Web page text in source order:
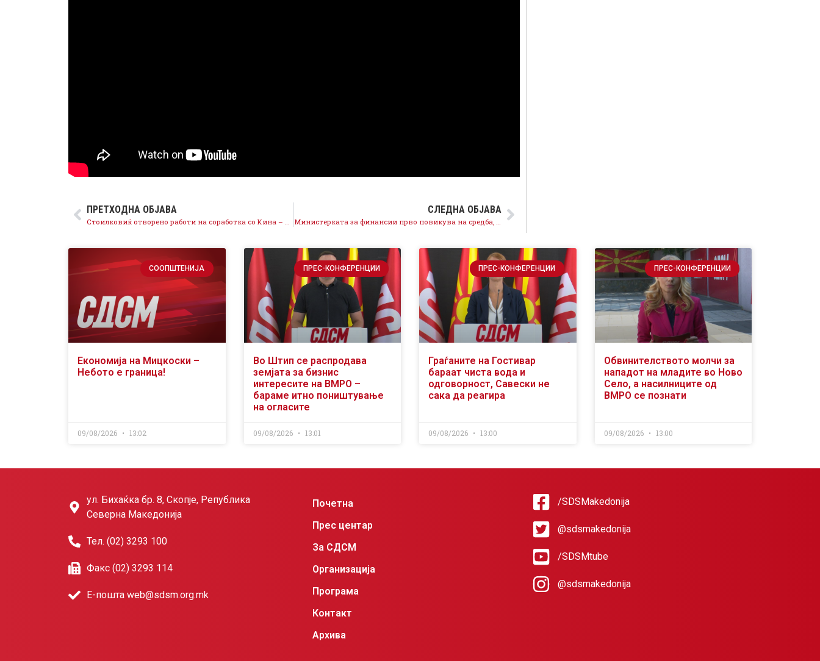
ПРЕТХОДНА ОБЈАВА
Стоилковиќ отворено работи на соработка со Кина – а во Македонија тоа се крие од јавноста
СЛЕДНА ОБЈАВА
Министерката за финансии прво повикува на средба, а потоа бега
СООПШТЕНИЈА
Економија на Мицкоски –
Небото е граница!
09/08/2026 13:02
ПРЕС-КОНФЕРЕНЦИИ
Во Штип се распродава
земјата за бизнис
интересите на ВМРО –
бараме итно поништување
на огласите
09/08/2026 13:01
ПРЕС-КОНФЕРЕНЦИИ
Граѓаните на Гостивар
бараат чиста вода и
одговорност, Савески не
сака да реагира
09/08/2026 13:00
ПРЕС-КОНФЕРЕНЦИИ
Обвинителството молчи за
нападот на младите во Ново
Село, а насилниците од
ВМРО се познати
09/08/2026 13:00
ул. Бихаќка бр. 8, Скопје, Република
Северна Македонија
Тел. (02) 3293 100
Факс (02) 3293 114
Е-пошта web@sdsm.org.mk
Почетна
Прес центар
За СДСМ
Организација
Програма
Контакт
Архива
/SDSMakedonija
@sdsmakedonija
/SDSMtube
@sdsmakedonija